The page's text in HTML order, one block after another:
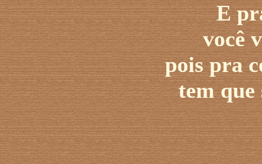
E
você
pois pra
tem que